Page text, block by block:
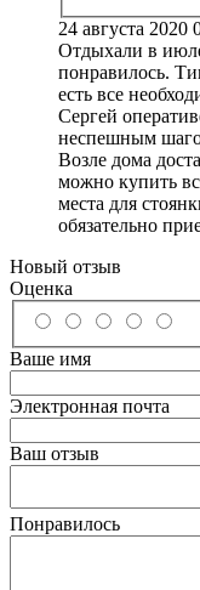
24 августа 2020
Отдыхали в
понравилось.
есть все
Сергей
неспешным
Возле дома
можно купить
места для
обязательно
Новый отзыв
Оценка
Ваше имя
Электронная почта
Ваш отзыв
Понравилось